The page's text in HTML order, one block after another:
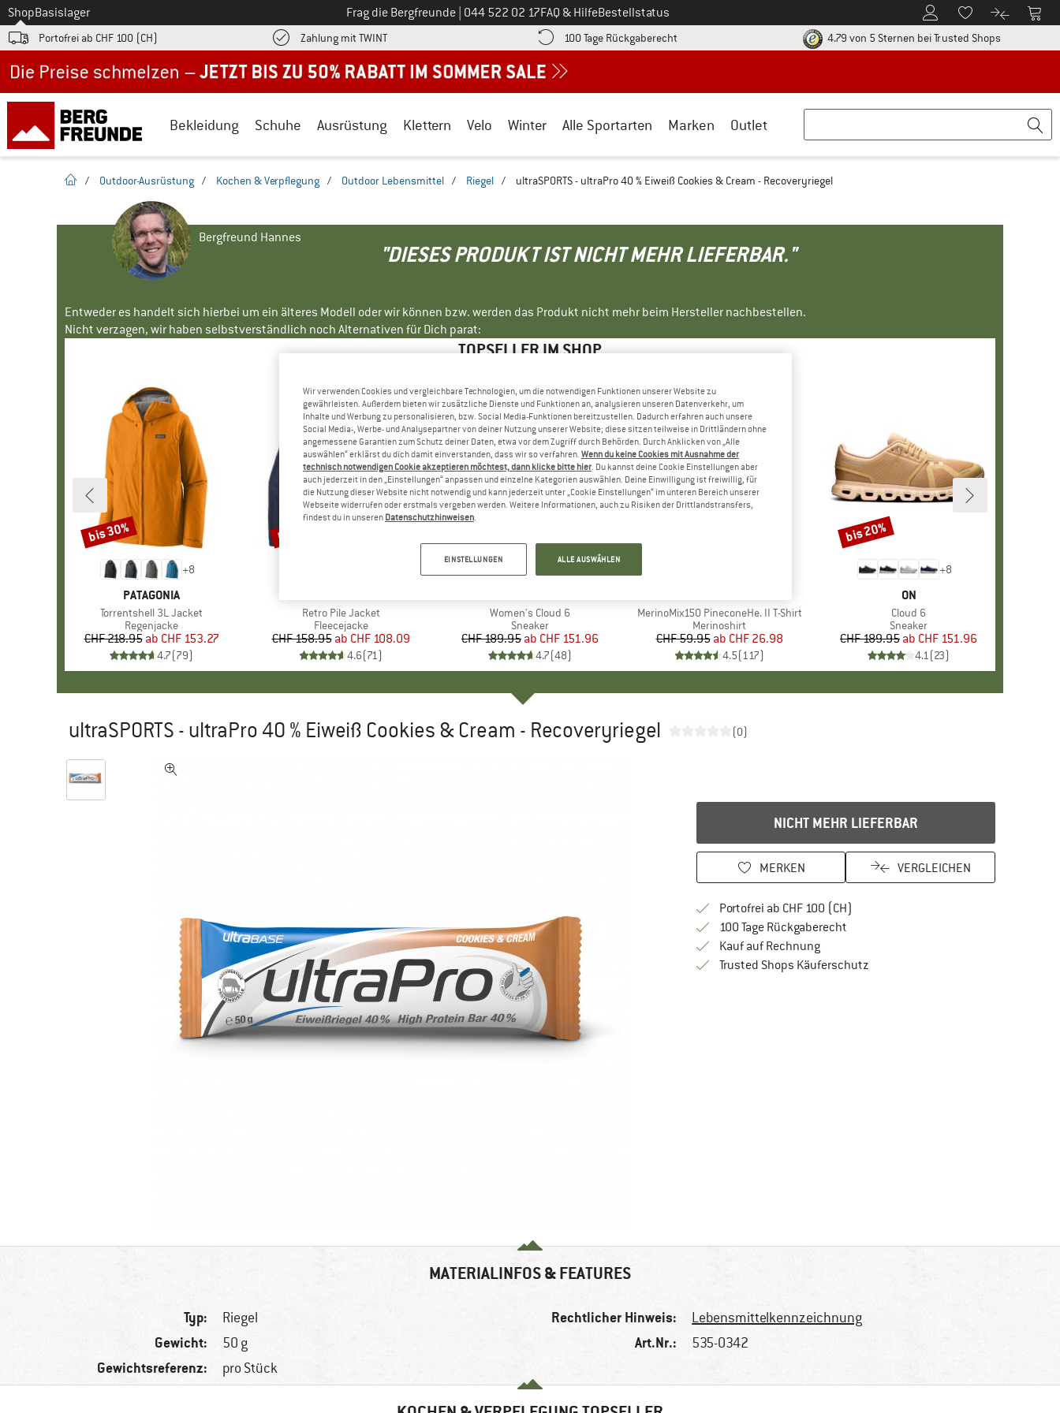
Zum
ShopBasislager Frag die Bergfreunde Ruf uns an unter
044 522 02 17FAQ & HilfeBestellstatus Zum KundenkontoZum Merkzettel.
Zum Zum
Portofrei ab CHF 100 (CH) Zahlung mit TWINTFinde die Zahlungs-Infos hier! Öffnet sich in einer Infobox
100 Tage Rückgaberecht Gehe hier zu den Rückgabe-Richtlinien Öffnet sich in einer Infobox
4.79 von 5 Sternen bei Trusted ShopsFinde alle
Bekleidung Schuhe Ausrüstung Klettern Velo Winter Alle Sportarten Marken Outlet
Startseite
/ Outdoor-Ausrüstung / Kochen & Verpflegung / Outdoor Lebensmittel / Riegel / ultraSPORTS - ultraPro 40 % Eiweiß Cookies & Cream - Recoveryriegel
Bergfreund Hannes
"DIESES PRODUKT IST NICHT MEHR LIEFERBAR."
Entweder es handelt sich hierbei um ein älteres Modell oder wir können bzw. werden das Produkt nicht mehr beim Hersteller nachbestellen.
Nicht verzagen, wir haben selbstverständlich noch Alternativen für Dich parat:
TOPSELLER IM SHOP
+8
MARKE
PATAGONIA
Artikel
Torrentshell 3L Jacket
Produktgruppe
Regenjacke
Preis
CHF 218.95 reduzierter Preis
ab CHF 153.27
4.7(79)
Rabatt
bis 30%
Artikel
Retro Pile Jacket
Produktgruppe
Fleecejacke
Preis
CHF 158.95 reduzierter Preis
ab CHF 108.09
4.6(71)
Rabatt
bis 32%
Artikel
Women's Cloud 6
Produktgruppe
Sneaker
Preis
CHF 189.95 reduzierter Preis
ab CHF 151.96
4.7(48)
Artikel
MerinoMix150 PineconeHe. II T-Shirt
Produktgruppe
Merinoshirt
Preis
CHF 59.95 reduzierter Preis
ab CHF 26.98
4.5(117)
+8
MARKE
ON
Artikel
Cloud 6
Produktgruppe
Sneaker
Preis
CHF 189.95 reduzierter Preis
ab CHF 151.96
4.1(23)
Rabatt
bis 20%
ultraSPORTS - ultraPro 40 % Eiweiß Cookies & Cream - Recoveryriegel (0)
NICHT MEHR LIEFERBAR
MERKEN VERGLEICHEN
Portofrei ab CHF 100 (CH)
100 Tage RückgaberechtGehe hier zu den Rückgabe-Richtlinien
Kauf auf RechnungFinde die Zahlungs-Infos hier! Öffnet sich in
Trusted Shops KäuferschutzFinde alle Infos hier!
MATERIALINFOS & FEATURES
Typ: Riegel
Gewicht: 50 g
Gewichtsreferenz: pro Stück
Rechtlicher Hinweis: Lebensmittelkennzeichnung
Art.Nr.: 535-0342
Wir verwenden Cookies und vergleichbare Technologien, um die notwendigen Funktionen unserer Website zu
gewährleisten. Außerdem bieten wir zusätzliche Dienste und Funktionen an, analysieren unseren Datenverkehr, um
Inhalte und Werbung zu personalisieren, bzw. Social Media-Funktionen bereitzustellen. Dadurch erfahren auch unsere
Social Media-, Werbe- und Analysepartner von deiner Nutzung unserer Website; diese sitzen teilweise in Drittländern ohne
angemessene Garantien zum Schutz deiner Daten, etwa vor dem Zugriff durch Behörden. Durch Anklicken von „Alle
auswählen“ erklärst du dich damit einverstanden, dass wir so verfahren. Wenn du keine Cookies mit Ausnahme der
technisch notwendigen Cookie akzeptieren möchtest, dann klicke bitte hier. Du kannst deine Cookie Einstellungen aber
auch jederzeit in den „Einstellungen“ anpassen und einzelne Kategorien auswählen. Deine Einwilligung ist freiwillig, für
die Nutzung dieser Website nicht notwendig und kann jederzeit unter „Cookie Einstellungen“ im unteren Bereich unserer
Webseite widerrufen oder erstmals vergeben werden. Weitere Informationen, auch zu Risiken der Drittlandstransfers,
findest du in unseren Datenschutzhinweisen.
EINSTELLUNGEN ALLE AUSWÄHLEN